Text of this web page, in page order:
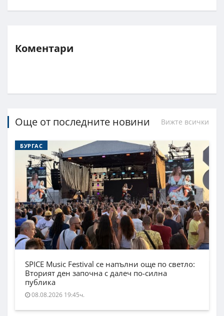
Коментари
Още от последните новини Вижте всички
БУРГАС
SPICE Music Festival се напълни още по светло:
Вторият ден започна с далеч по-силна
публика
08.08.2026 19:45ч.